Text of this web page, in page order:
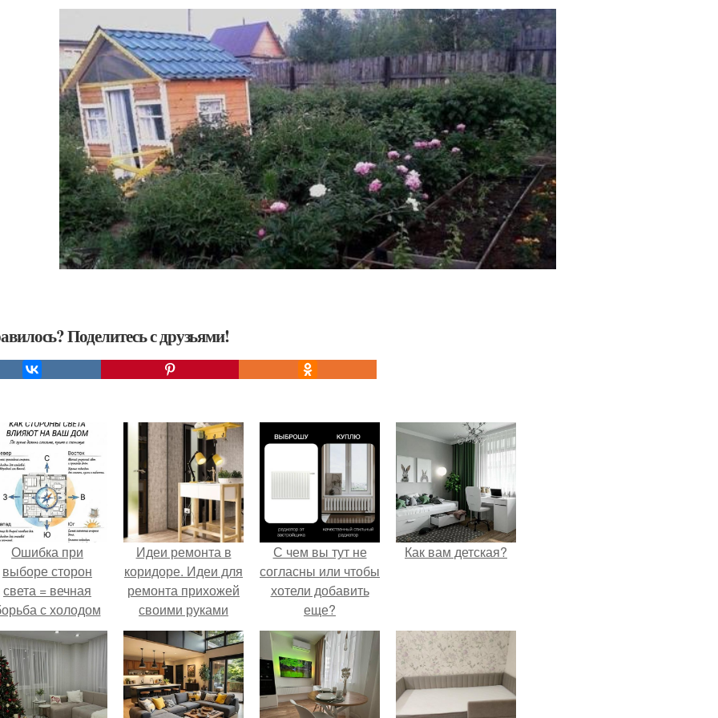
Поделитесь с друзьями!
Ошибка при
выборе сторон
света = вечная
с холодом
или светом.
Идеи ремонта в
коридоре. Идеи для
ремонта прихожей
своими руками
С чем вы тут не
согласны или чтобы
хотели добавить
еще?
Как вам детская?